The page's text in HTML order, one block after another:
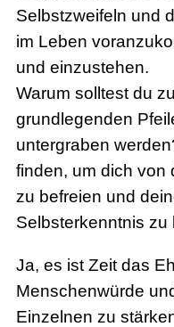
Selbstzweifeln und
im Leben
und einzustehen.
Warum solltest du
grundlegenden
untergraben
finden, um dich von
zu befreien und
Selbsterkenntnis zu
Ja, es ist Zeit das
Menschenwürde
Einzelnen zu